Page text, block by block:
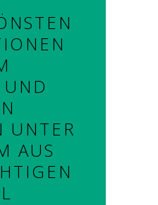
UNTER
AUS